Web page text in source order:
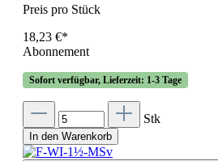
Preis pro Stück
18,23 €*
Abonnement
Sofort verfügbar, Lieferzeit: 1-3 Tage
Stk
In den Warenkorb